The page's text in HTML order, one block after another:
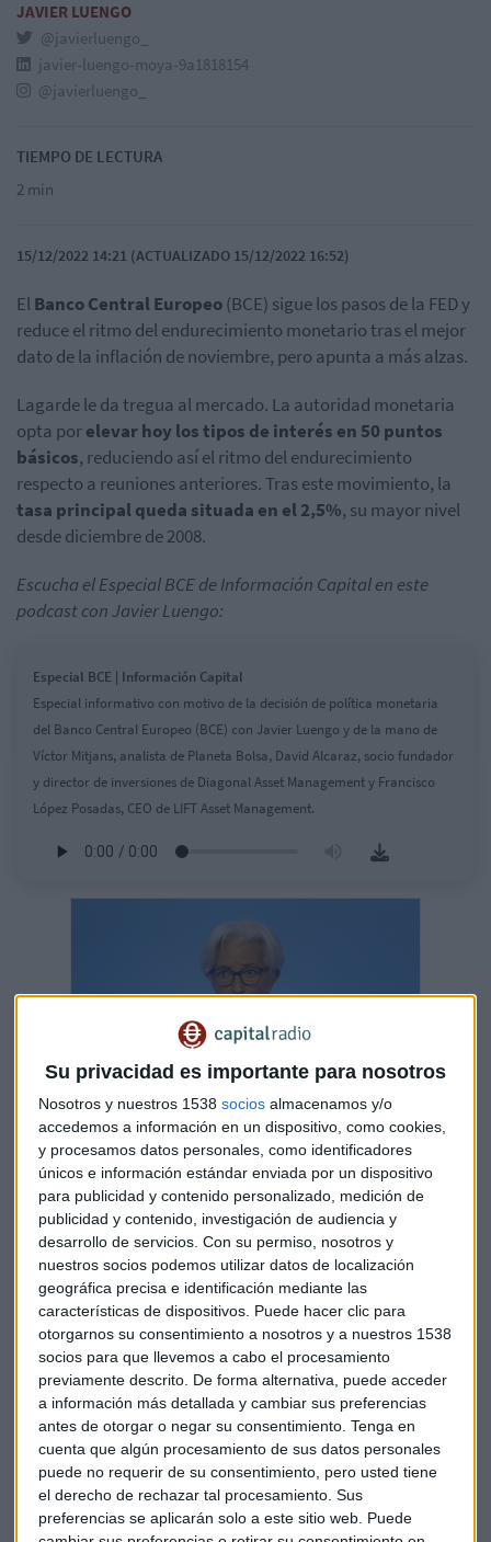
Su privacidad es importante para nosotros
Nosotros y nuestros 1538 socios almacenamos y/o
accedemos a información en un dispositivo, como cookies,
y procesamos datos personales, como identificadores
únicos e información estándar enviada por un dispositivo
para publicidad y contenido personalizado, medición de
publicidad y contenido, investigación de audiencia y
desarrollo de servicios. Con su permiso, nosotros y
nuestros socios podemos utilizar datos de localización
geográfica precisa e identificación mediante las
características de dispositivos. Puede hacer clic para
otorgarnos su consentimiento a nosotros y a nuestros 1538
socios para que llevemos a cabo el procesamiento
previamente descrito. De forma alternativa, puede acceder
a información más detallada y cambiar sus preferencias
antes de otorgar o negar su consentimiento. Tenga en
cuenta que algún procesamiento de sus datos personales
puede no requerir de su consentimiento, pero usted tiene
el derecho de rechazar tal procesamiento. Sus
preferencias se aplicarán solo a este sitio web. Puede
JAVIER LUENGO
@javierluengo_
javier-luengo-moya-9a1818154
@javierluengo_
TIEMPO DE LECTURA
2 min
15/12/2022 14:21 (ACTUALIZADO 15/12/2022 16:52)
ElBanco Central Europeo(BCE) sigue los pasos de la FED y
reduce el ritmo del endurecimiento monetario tras el mejor
dato de la inflación de noviembre, pero apunta a más alzas.
Lagarde le da tregua al mercado. La autoridad monetaria
opta porelevar hoy los tipos de interés en 50 puntos
básicos, reduciendo así el ritmo del endurecimiento
respecto a reuniones anteriores. Tras este movimiento, la
tasa principal queda situada en el 2,5%, su mayor nivel
desde diciembre de 2008.
Escucha el Especial BCE de Información Capital en este
podcast con Javier Luengo:
Especial BCE | Información Capital
Especial informativo con motivo de la decisión de política monetaria
del Banco Central Europeo (BCE) con Javier Luengo y de la mano de
Víctor Mitjans, analista de Planeta Bolsa, David Alcaraz, socio fundador
y director de inversiones de Diagonal Asset Management y Francisco
López Posadas, CEO de LIFT Asset Management.
Lagarde quiere que los bancos tengan las
"provisiones adecuadas"
La presidenta del BCE pide a las entidades
financieras que planifiquen su capital con prudencia
debido al debilitamiento económico
Capital Radio /
/ 2022-12-08
Estareducción del ritmo también llega una vez que la
inflación ha comenzado a estabilizarse . Tras un 2022 de
subidas constantes, los precios se cree que podrían haber
tocado techo y ahora se espera dé inicio un periodo de lo
que se conoce como desinflación.
Contexto económico
En medio de una incertidumbreexcepcional, los expertos